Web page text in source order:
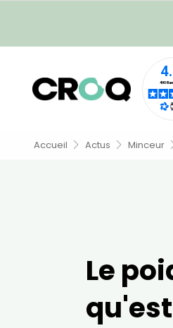
Accueil Actus Minceur
Le